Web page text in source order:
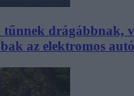
tűnnek drágábbnak,
az elektromos